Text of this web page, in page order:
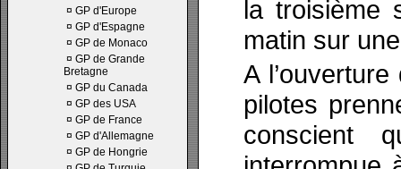
¤ GP d'Europe
¤ GP d'Espagne
¤ GP de Monaco
¤ GP de Grande
Bretagne
¤ GP du Canada
¤ GP des USA
¤ GP de France
¤ GP d'Allemagne
¤ GP de Hongrie
la troisième
matin sur
A
pilotes
conscient